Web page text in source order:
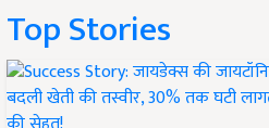
Top Stories